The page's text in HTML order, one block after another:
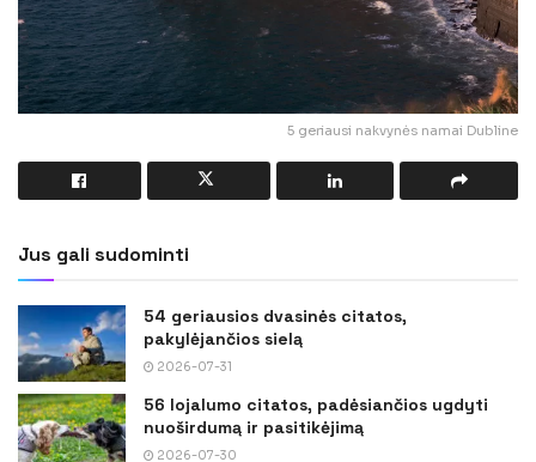
5 geriausi nakvynės namai Dubline
Jus gali sudominti
54 geriausios dvasinės citatos,
pakylėjančios sielą
2026-07-31
56 lojalumo citatos, padėsiančios ugdyti
nuoširdumą ir pasitikėjimą
2026-07-30